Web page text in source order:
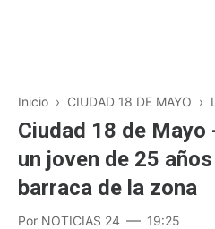
Inicio › CIUDAD 18 DE MAYO ›
Ciudad 18 de
un joven de 25
barraca de la zona
Por NOTICIAS 24 19:25